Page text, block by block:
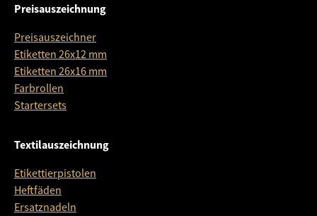
Preisauszeichnung
Preisauszeichner
Etiketten 26x12 mm
Etiketten 26x16 mm
Farbrollen
Startersets
Textilauszeichnung
Etikettierpistolen
Heftfäden
Ersatznadeln